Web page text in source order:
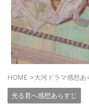
HOME >大河ドラマ感想あ
光る君へ感想あらすじ